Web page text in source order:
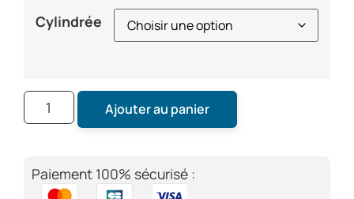
Cylindrée
Ajouter au panier
Paiement 100% sécurisé :